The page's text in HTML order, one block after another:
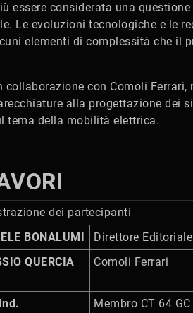
essere considerata una
Le evoluzioni tecnologiche e le
elementi di complessità che il
collaborazione con Comoli
alla progettazione dei
tema della mobilità elettrica.
dei partecipanti
BONALUMI
Direttore
QUERCIA Comoli Ferrari
Membro CT 64 GC